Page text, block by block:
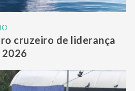
cruzeiro de liderança
2026